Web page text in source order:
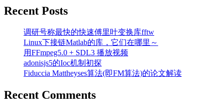
Recent Posts
调研号称最快的快速傅里叶变换库fftw
Linux下接链Matlab的库，它们在哪里～
用FFmpeg5.0 + SDL3 播放视频
adonisjs5的Ioc机制初探
Fiduccia Mattheyses算法(即FM算法)的论文解读
Recent Comments